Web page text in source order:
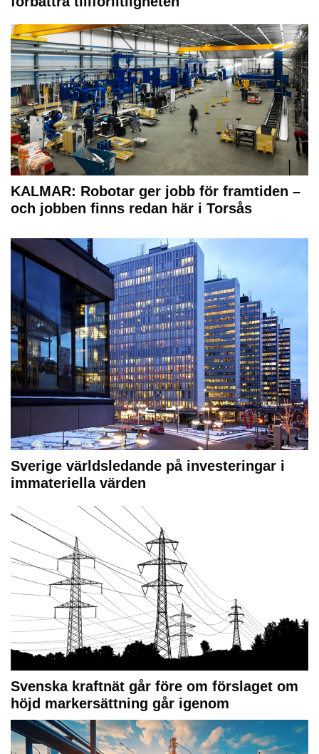
KALMAR: Robotar ger jobb för framtiden –
och jobben finns redan här i Torsås
Sverige världsledande på investeringar i
immateriella värden
Svenska kraftnät går före om förslaget om
höjd markersättning går igenom